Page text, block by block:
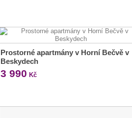
Prostorné apartmány v Horní Bečvě v
Beskydech
3 990 Kč